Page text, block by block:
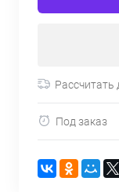
Рассчитать
Под заказ